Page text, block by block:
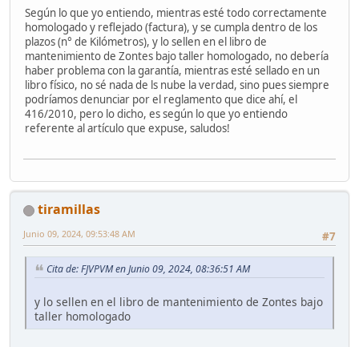
Según lo que yo entiendo, mientras esté todo correctamente
homologado y reflejado (factura), y se cumpla dentro de los
plazos (n° de Kilómetros), y lo sellen en el libro de
mantenimiento de Zontes bajo taller homologado, no debería
haber problema con la garantía, mientras esté sellado en un
libro físico, no sé nada de ls nube la verdad, sino pues siempre
podríamos denunciar por el reglamento que dice ahí, el
416/2010, pero lo dicho, es según lo que yo entiendo
referente al artículo que expuse, saludos!
tiramillas
#7
Junio 09, 2024, 09:53:48 AM
Cita de: FJVPVM en Junio 09, 2024, 08:36:51 AM
y lo sellen en el libro de mantenimiento de Zontes bajo
taller homologado